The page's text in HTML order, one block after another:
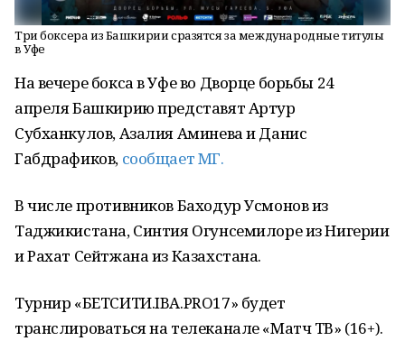
Три боксера из Башкирии сразятся за международные титулы
в Уфе
На вечере бокса в Уфе во Дворце борьбы 24
апреля Башкирию представят Артур
Субханкулов, Азалия Аминева и Данис
Габдрафиков, сообщает МГ.
В числе противников Баходур Усмонов из
Таджикистана, Синтия Огунсемилоре из Нигерии
и Рахат Сейтжана из Казахстана.
Турнир «БЕТСИТИ.IBA.PRO17» будет
транслироваться на телеканале «Матч ТВ» (16+).